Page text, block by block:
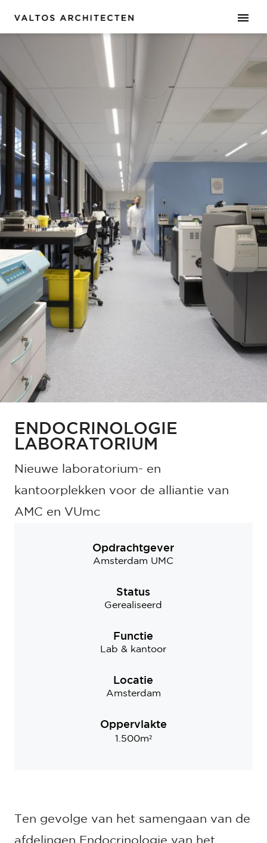
ENDOCRINOLOGIE
LABORATORIUM
Nieuwe laboratorium- en
kantoorplekken voor de alliantie van
AMC en VUmc
Opdrachtgever
Amsterdam UMC
Status
Gerealiseerd
Functie
Lab & kantoor
Locatie
Amsterdam
Oppervlakte
1.500m²
Ten gevolge van het samengaan van de
afdelingen Endocrinologie van het